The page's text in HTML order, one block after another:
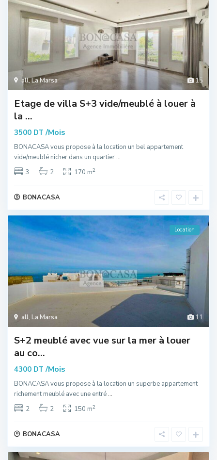
15
all,La Marsa
Etage de villa S+3 vide/meublé à louer à
la ...
3500 DT /Mois
BONACASA vous propose à la location un bel appartement
vide/meublé nicher dans un quartier...
3
2 170 m2
BONACASA
11
all, La Marsa
Location
S+2 meublé avec vue sur la mer à louer
au co...
4300 DT /Mois
BONACASA vous propose à la location un superbe appartement
richement meublé avec une entré...
2
2 150 m2
BONACASA